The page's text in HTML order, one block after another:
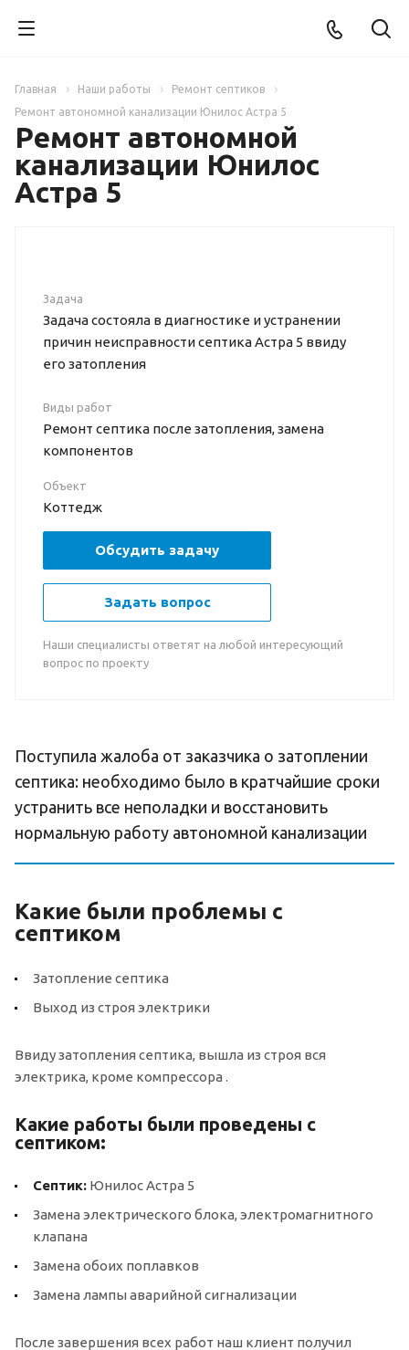
Главная Наши работы
Ремонт септиков
Ремонт автономной канализации Юнилос Астра 5
Ремонт автономной
канализации Юнилос
Астра 5
Задача
Задача состояла в диагностике и устранении
причин неисправности септика Астра 5 ввиду
его затопления
Виды работ
Ремонт септика после затопления, замена
компонентов
Объект
Коттедж
Обсудить задачу
Задать вопрос
Наши специалисты ответят на любой интересующий
вопрос по проекту
Поступила жалоба от заказчика о затоплении
септика: необходимо было в кратчайшие сроки
устранить все неполадки и восстановить
нормальную работу автономной канализации
Какие были проблемы с
септиком
Затопление септика
Выход из строя электрики
Ввиду затопления септика, вышла из строя вся
электрика, кроме компрессора .
Какие работы были проведены с
септиком:
Септик: Юнилос Астра 5
Замена электрического блока, электромагнитного
клапана
Замена обоих поплавков
Замена лампы аварийной сигнализации
После завершения всех работ наш клиент получил